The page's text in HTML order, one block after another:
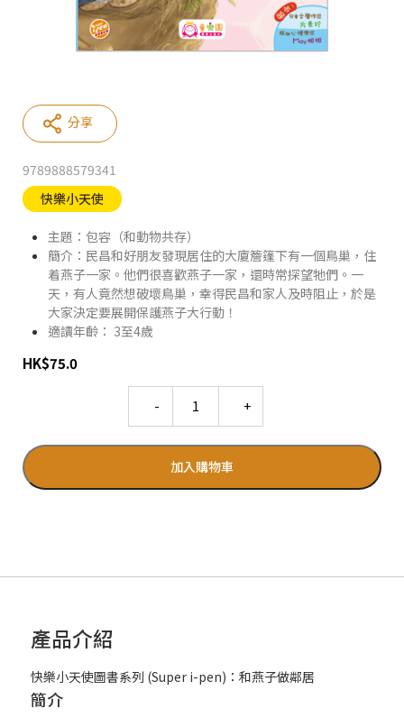
9789888579341
快樂小天使
主題：包容（和動物共存）
簡介：民昌和好朋友發現居住的大廈簷篷下有一個鳥巢，住
着燕子一家。他們很喜歡燕子一家，還時常探望牠們。一
天，有人竟然想破壞鳥巢，幸得民昌和家人及時阻止，於是
大家決定要展開保護燕子大行動！
適讀年齡： 3至4歲
HK$75.0
加入購物車
分享
產品介紹
快樂小天使圖書系列 (Super i-pen)：和燕子做鄰居
簡介